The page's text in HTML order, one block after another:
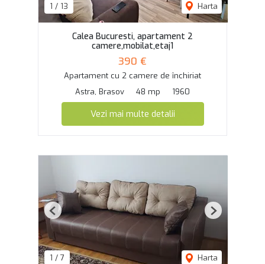
1 / 13 Harta
Calea Bucuresti, apartament 2
camere,mobilat,etaj1
390 €
Apartament cu 2 camere de închiriat
Astra, Brasov
48 mp 1960
Vezi mai multe detalii
1 / 7 Harta
Previous Next